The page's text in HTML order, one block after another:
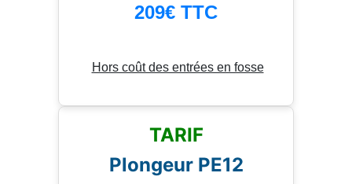
209€ TTC
Hors coût des entrées en fosse
TARIF
Plongeur PE12